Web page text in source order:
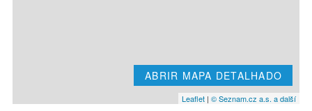
ABRIR MAPA DETALHADO
Leaflet | © Seznam.cz a.s. a další